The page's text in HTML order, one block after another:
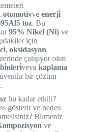
otomotivve enerji̇
toz. Bu
95% Nikel (Ni)ve
için
, oksidasyon
çalışıyor olun
veya kaplama
bir çözüm
bu kadar etkili?
gösterir ve neden
Bilmeniz
ve